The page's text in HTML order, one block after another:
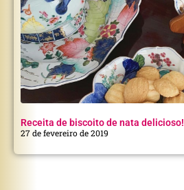
Receita de biscoito de nata delicioso!
27 de fevereiro de 2019